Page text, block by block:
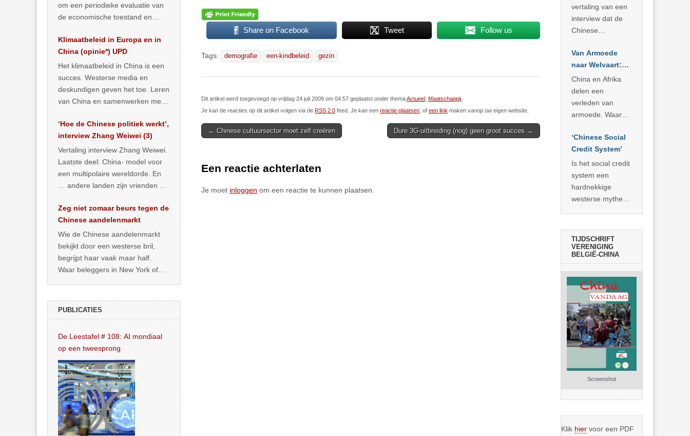
Share on Facebook Tweet Follow us
Tags: demografie een-kindbeleid gezin
Dit artikel werd toegevoegd op vrijdag 24 juli 2009 om 04:57 geplaatst onder themaActueel Maatschappij
Je kan de reacties op dit artikel volgen via de RSS 2.0 feed. Je kan een reactie plaatsen , of een link maken vanop uw eigen website.
Post
← Chinese cultuursector moet zelf creëren Dure 3G-uitbreiding (nog) geen groot succes →
Een reactie achterlaten
Je moet inloggen om een reactie te kunnen plaatsen.
om een periodieke evaluatie van
de economische toestand en
publiceerden… >> lees meer
Klimaatbeleid in Europa en in
China (opinie*) UPD
Het klimaatbeleid in China is een
succes. Westerse media en
deskundigen geven het toe. Leren
van China en samenwerken met
… >> lees meer
‘Hoe de Chinese politiek werkt’,
interview Zhang Weiwei (3)
Vertaling interview Zhang Weiwei.
Laatste deel: China- model voor
een multipolaire wereldorde. En
… andere landen zijn vrienden of
Zeg niet zomaar beurs tegen de
Chinese aandelenmarkt
Wie de Chinese aandelenmarkt
bekijkt door een westerse bril,
begrijpt haar vaak maar half.
Waar beleggers in New York of
PUBLICATIES
De Leestafel # 108: AI mondiaal
op een tweesprong
vertaling van een
interview dat de
Chinese
Sociale
Wetenschappen
afnam van de
Britse
marxistische
econoom Michael
zien dat
… >> lees meer
Van Armoede
naar Welvaart:
Wat Afrika kan
leren van
China’s
economisch
China en Afrika
delen een
verleden van
armoede. Waar
voorbije veertig
jaar in slaagde
meer dan 800
miljoen mensen
uit de armoede
… >> lees meer
‘Chinese Social
Credit System’
Is het social credit
system een
hardnekkige
westerse mythe of
TIJDSCHRIFT
VERENIGING
BELGIË-CHINA
Screenshot
Klik hier voor een PDF